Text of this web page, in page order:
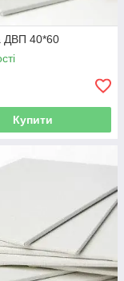
ДВП 40*60
Купити